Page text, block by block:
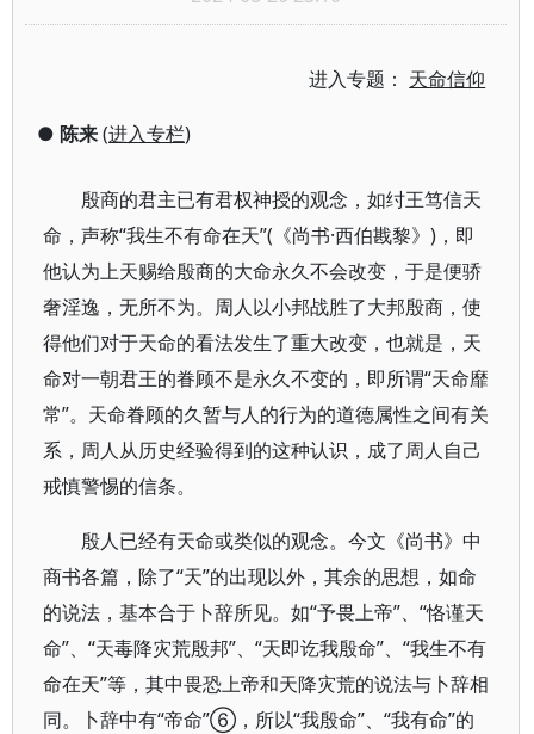
进入专题： 天命信仰
● 陈来(进入专栏)
殷商的君主已有君权神授的观念，如纣王笃信天
命，声称“我生不有命在天”(《尚书·西伯戡黎》)，即
他认为上天赐给殷商的大命永久不会改变，于是便骄
奢淫逸，无所不为。周人以小邦战胜了大邦殷商，使
得他们对于天命的看法发生了重大改变，也就是，天
命对一朝君王的眷顾不是永久不变的，即所谓“天命靡
常”。天命眷顾的久暂与人的行为的道德属性之间有关
系，周人从历史经验得到的这种认识，成了周人自己
戒慎警惕的信条。
殷人已经有天命或类似的观念。今文《尚书》中
商书各篇，除了“天”的出现以外，其余的思想，如命
的说法，基本合于卜辞所见。如“予畏上帝”、“恪谨天
命”、“天毒降灾荒殷邦”、“天即讫我殷命”、“我生不有
命在天”等，其中畏恐上帝和天降灾荒的说法与卜辞相
同。卜辞中有“帝命”⑥，所以“我殷命”、“我有命”的